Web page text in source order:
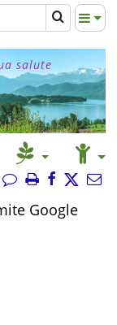
salute
Google